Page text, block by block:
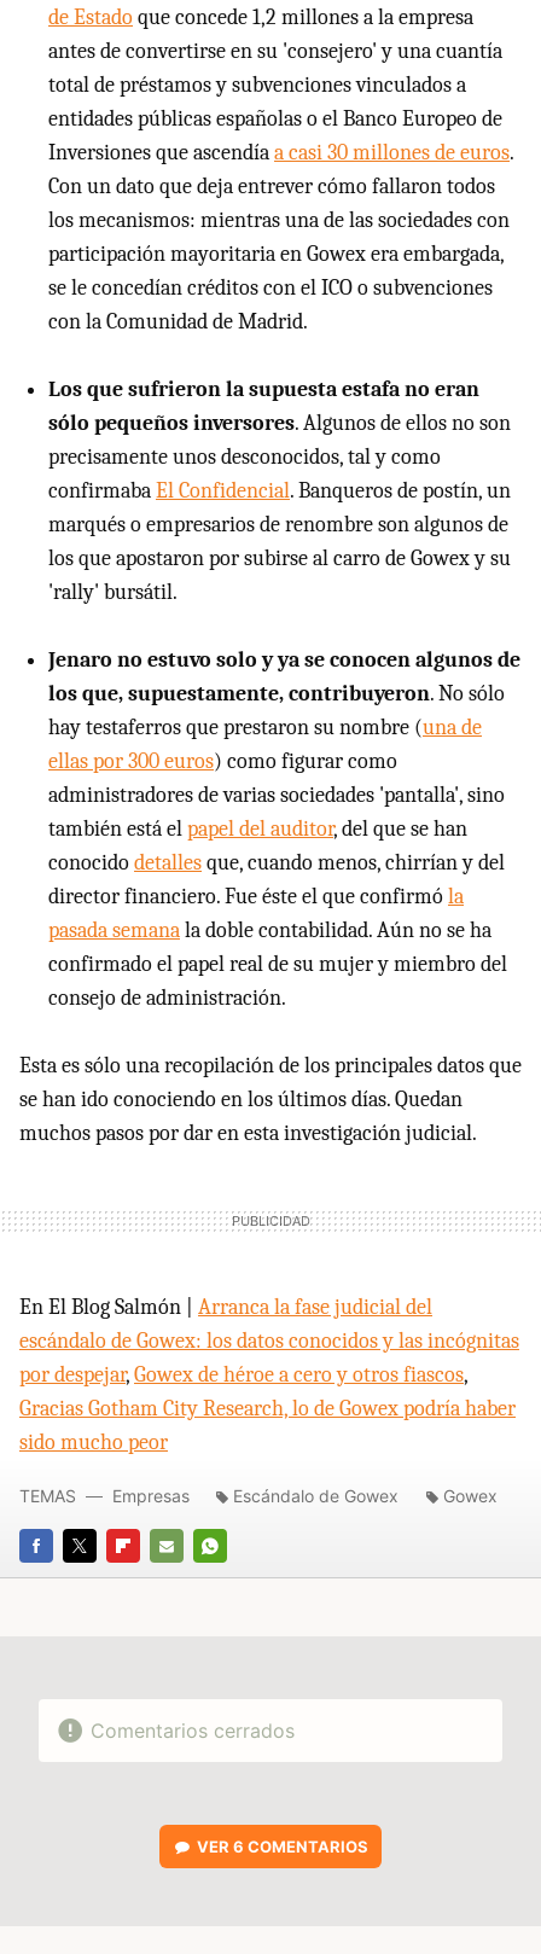
de Estadoque concede 1,2 millones a la empresa
antes de convertirse en su 'consejero' y una cuantía
total de préstamos y subvenciones vinculados a
entidades públicas españolas o el Banco Europeo de
Inversiones que ascendíaa casi 30 millones de euros.
Con un dato que deja entrever cómo fallaron todos
los mecanismos: mientras una de las sociedades con
participación mayoritaria en Gowex era embargada,
se le concedían créditos con el ICO o subvenciones
con la Comunidad de Madrid.
Los que sufrieron la supuesta estafa no eran
sólo pequeños inversores. Algunos de ellos no son
precisamente unos desconocidos, tal y como
confirmabaEl Confidencial. Banqueros de postín, un
marqués o empresarios de renombre son algunos de
los que apostaron por subirse al carro de Gowex y su
'rally' bursátil.
Jenaro no estuvo solo y ya se conocen algunos de
los que, supuestamente, contribuyeron. No sólo
hay testaferros que prestaron su nombre (una de
ellas por 300 euros) como figurar como
administradores de varias sociedades 'pantalla', sino
también está elpapel del auditor, del que se han
conocidodetallesque, cuando menos, chirrían y del
director financiero. Fue éste el que confirmóla
pasada semanala doble contabilidad. Aún no se ha
confirmado el papel real de su mujer y miembro del
consejo de administración.
Esta es sólo una recopilación de los principales datos que
se han ido conociendo en los últimos días. Quedan
muchos pasos por dar en esta investigación judicial.
En El Blog Salmón | Arranca la fase judicial del
escándalo de Gowex: los datos conocidos y las incógnitas
por despejar,Gowex de héroe a cero y otros fiascos,
Gracias Gotham City Research, lo de Gowex podría haber
sido mucho peor
FACEBOOK
TWITTERFLIPBOARD
E-
WHATSAPP
TEMAS Empresas Escándalo de Gowex Gowex
Comentarios cerrados
VER 6 COMENTARIOS